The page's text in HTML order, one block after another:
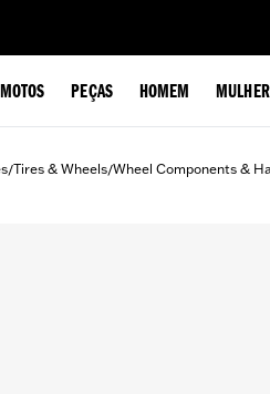
MOTOS PEÇAS HOMEM MULHER
/Tires & Wheels/Wheel Components &